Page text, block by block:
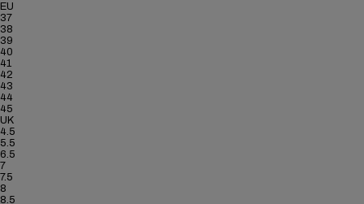
EU
37
38
39
40
41
42
43
44
45
UK
4.5
5.5
6.5
7
7.5
8
8.5